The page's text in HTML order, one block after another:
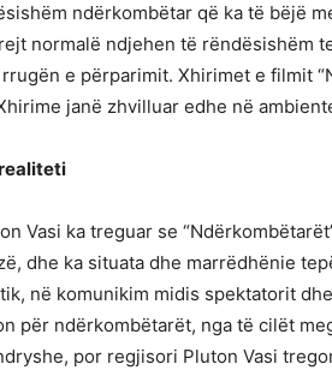
ndërkombëtar që ka të bëjë
normalë ndjehen të rëndësishëm
e përparimit. Xhirimet e filmit
janë zhvilluar edhe në
Vasi ka treguar se
dhe ka situata dhe marrëdhënie
në komunikim midis spektatorit
për ndërkombëtarët, nga të cilët
por regjisori Pluton Vasi